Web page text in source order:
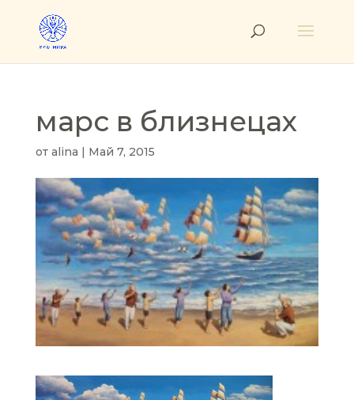
марс в близнецах
от alina | Май 7, 2015